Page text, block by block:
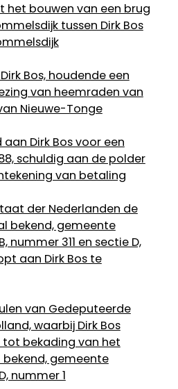
bouwen van een brug
tussen Dirk Bos
Bos, houdende een
van heemraden van
Nieuwe-Tonge
Dirk Bos voor een
schuldig aan de polder
van betaling
der Nederlanden de
bekend, gemeente
nummer 311 en sectie D,
aan Dirk Bos te
van Gedeputeerde
waarbij Dirk Bos
bekading van het
gemeente
nummer 1